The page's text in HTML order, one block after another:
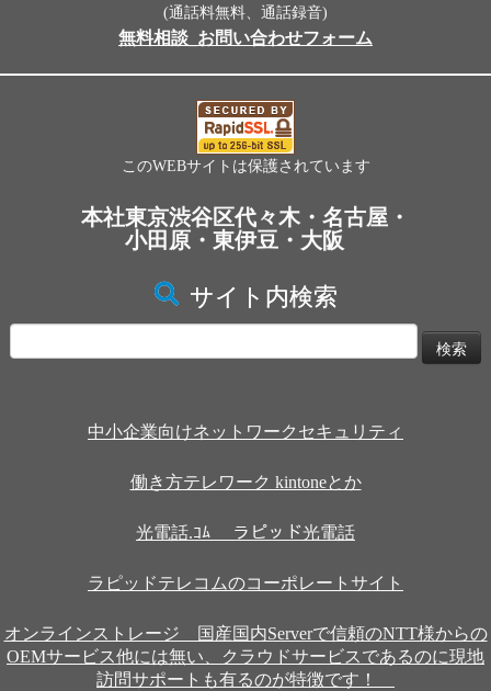
(通話料無料、通話録音)
無料相談_お問い合わせフォーム
このWEBサイトは保護されています
本社東京渋谷区代々木・名古屋・
小田原・東伊豆・大阪
サイト内検索
索:
中小企業向けネットワークセキュリティ
働き方テレワーク kintoneとか
光電話.ｺﾑ ラピッド光電話
ラピッドテレコムのコーポレートサイト
オンラインストレージ 国産国内Serverで信頼のNTT様からの
OEMサービス他には無い、クラウドサービスであるのに現地
訪問サポートも有るのが特徴です！